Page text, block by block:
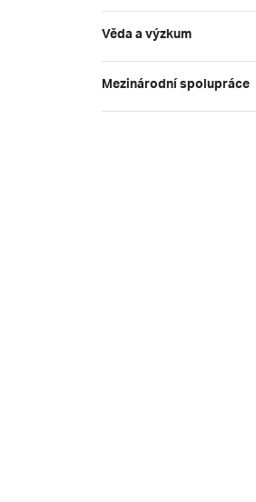
Věda a výzkum
Mezinárodní spolupráce